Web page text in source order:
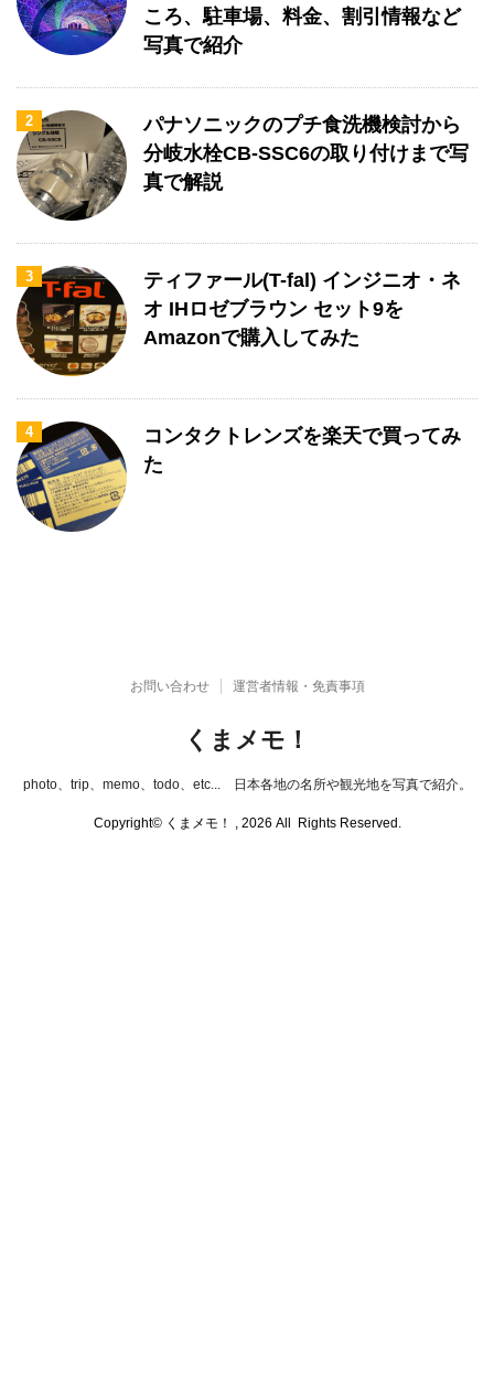
ころ、駐車場、料金、割引情報など
写真で紹介
2
パナソニックのプチ食洗機検討から
分岐水栓CB-SSC6の取り付けまで写
真で解説
3
ティファール(T-fal) インジニオ・ネ
オ IHロゼブラウン セット9を
Amazonで購入してみた
4
コンタクトレンズを楽天で買ってみ
た
お問い合わせ 運営者情報・免責事項
くまメモ！
photo、trip、memo、todo、etc... 日本各地の名所や観光地を写真で紹介。
Copyright© くまメモ！ , 2026 All Rights Reserved.